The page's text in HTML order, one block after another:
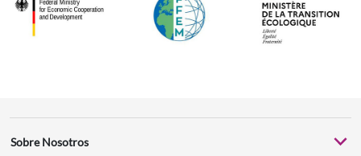
Sobre Nosotros